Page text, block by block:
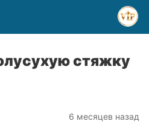
стяжку
6 месяцев назад